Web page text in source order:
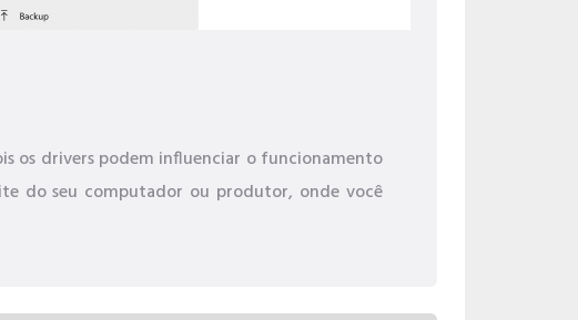
os drivers podem influenciar o funcionamento
do seu computador ou produtor, onde você